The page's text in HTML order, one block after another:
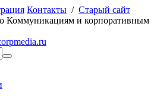
Контакты / Старый сайт
Коммуникациям и корпоративным